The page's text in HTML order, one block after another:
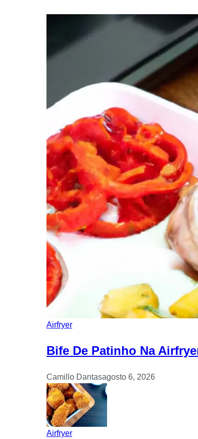
Airfryer
Bife De Patinho Na
Camillo Dantasagosto 6, 2026
Airfryer